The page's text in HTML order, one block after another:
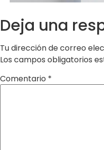
Deja una
Tu dirección de correo
Los campos obligatorios
Comentario *